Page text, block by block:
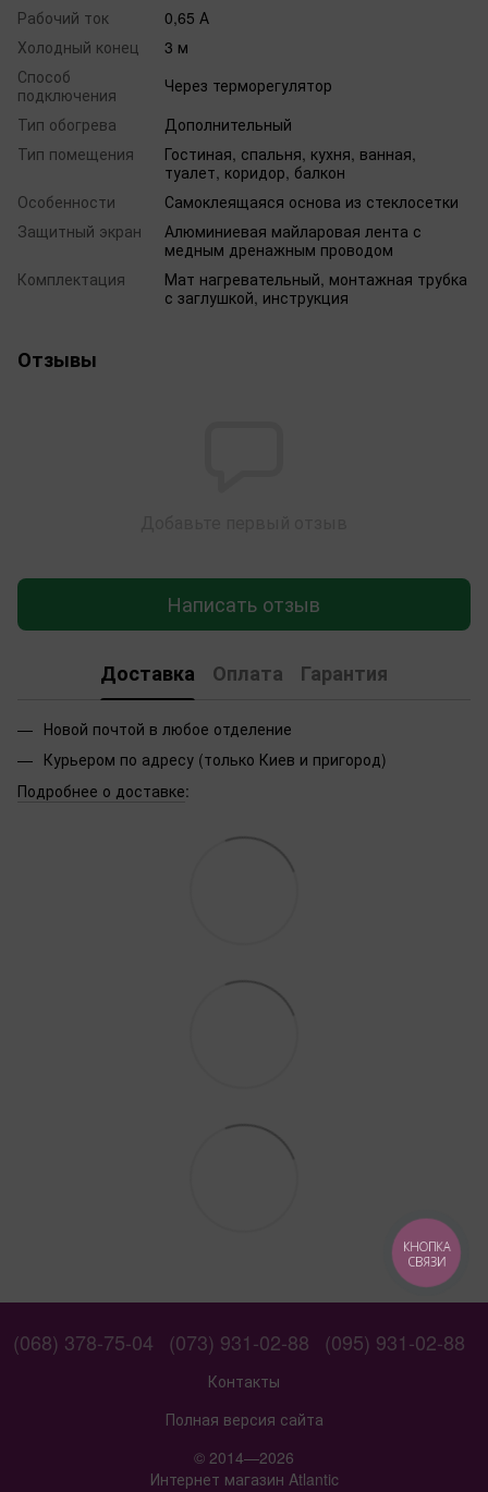
Рабочий ток
0,65 А
Холодный конец
3 м
Способ
подключения
Через терморегулятор
Тип обогрева
Дополнительный
Тип помещения
Гостиная, спальня, кухня, ванная,
туалет, коридор, балкон
Особенности
Самоклеящаяся основа из стеклосетки
Защитный экран
Алюминиевая майларовая лента с
медным дренажным проводом
Комплектация
Мат нагревательный, монтажная трубка
с заглушкой, инструкция
Отзывы
Написать отзыв
Доставка Оплата Гарантия
Новой почтой в любое отделение
Курьером по адресу (только Киев и пригород)
Подробнее о доставке:
(068) 378-75-04 (073) 931-02-88 (095) 931-02-88
Контакты
Полная версия сайта
© 2014—2026
Интернет магазин Atlantic
КНОПКА
СВЯЗИ